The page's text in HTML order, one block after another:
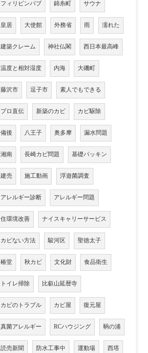
フィリピンパブ 錦糸町 サウナ
皇居 大使館 外務省 雨 濡れた
建築クレーム 神社仏閣 西日本最高峰
温度と相対湿度 内海 大磯町
藤沢市 逗子市 素人でもできる
プロ直伝 新築のカビ カビ駆除
備後 八王子 奥多摩 漏水問題
湘南 長崎カビ問題 基礎パッキン
建売 施工動画 浮遊菌調査
アレルギー診断 アレルギー問題
住環境改善 ナイスキャリーサービス
カビない方法 駿河区 聖徳太子
椿堂 秋カビ 文化財 食品衛生
トイレ掃除 比叡山延暦寺
カビのトラブル カビ屋 復元屋
真菌アレルギー RCハウジング 鞆の浦
読売新聞 防水工事中 運動場 西塔